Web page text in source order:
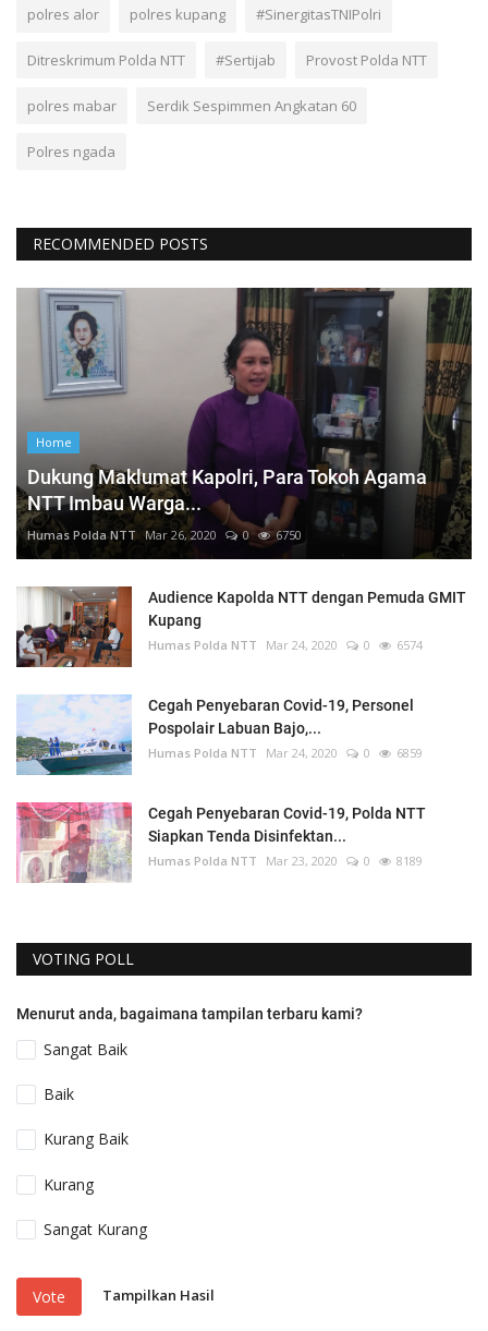
polres alor polres kupang #SinergitasTNIPolri
Ditreskrimum Polda NTT #Sertijab Provost Polda NTT
polres mabar Serdik Sespimmen Angkatan 60
Polres ngada
RECOMMENDED POSTS
Home
Dukung Maklumat Kapolri, Para Tokoh Agama
NTT Imbau Warga...
Humas Polda NTT Mar 26, 2020 0 6750
Audience Kapolda NTT dengan Pemuda GMIT
Kupang
Humas Polda NTT Mar 24, 2020 0 6574
Cegah Penyebaran Covid-19, Personel
Pospolair Labuan Bajo,...
Humas Polda NTT Mar 24, 2020 0 6859
Cegah Penyebaran Covid-19, Polda NTT
Siapkan Tenda Disinfektan...
Humas Polda NTT Mar 23, 2020 0 8189
VOTING POLL
Menurut anda, bagaimana tampilan terbaru kami?
Sangat Baik
Baik
Kurang Baik
Kurang
Sangat Kurang
Vote Tampilkan Hasil